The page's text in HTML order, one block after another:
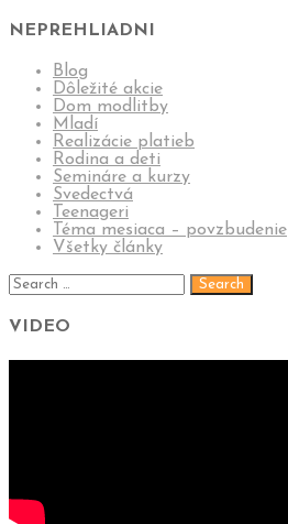
NEPREHLIADNI
Blog
Dôležité akcie
Dom modlitby
Mladí
Realizácie platieb
Rodina a deti
Semináre a kurzy
Svedectvá
Teenageri
Téma mesiaca – povzbudenie
Všetky články
VIDEO